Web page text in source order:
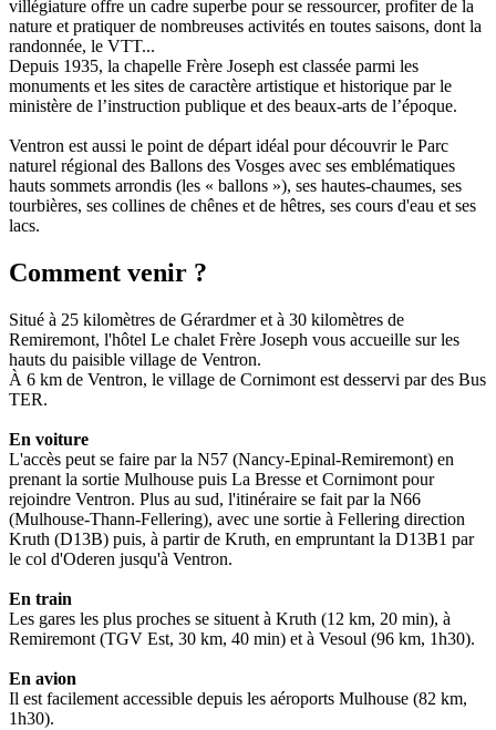
villégiature offre un cadre superbe pour se ressourcer, profiter de la
nature et pratiquer de nombreuses activités en toutes saisons, dont la
randonnée, le VTT...
Depuis 1935, la chapelle Frère Joseph est classée parmi les
monuments et les sites de caractère artistique et historique par le
ministère de l’instruction publique et des beaux-arts de l’époque.
Ventron est aussi le point de départ idéal pour découvrir le Parc
naturel régional des Ballons des Vosges avec ses emblématiques
hauts sommets arrondis (les « ballons »), ses hautes-chaumes, ses
tourbières, ses collines de chênes et de hêtres, ses cours d'eau et ses
lacs.
Comment venir ?
Situé à 25 kilomètres de Gérardmer et à 30 kilomètres de
Remiremont, l'hôtel Le chalet Frère Joseph vous accueille sur les
hauts du paisible village de Ventron.
À 6 km de Ventron, le village de Cornimont est desservi par des Bus
TER.
En voiture
L'accès peut se faire par la N57 (Nancy-Epinal-Remiremont) en
prenant la sortie Mulhouse puis La Bresse et Cornimont pour
rejoindre Ventron. Plus au sud, l'itinéraire se fait par la N66
(Mulhouse-Thann-Fellering), avec une sortie à Fellering direction
Kruth (D13B) puis, à partir de Kruth, en empruntant la D13B1 par
le col d'Oderen jusqu'à Ventron.
En train
Les gares les plus proches se situent à Kruth (12 km, 20 min), à
Remiremont (TGV Est, 30 km, 40 min) et à Vesoul (96 km, 1h30).
En avion
Il est facilement accessible depuis les aéroports Mulhouse (82 km,
1h30).